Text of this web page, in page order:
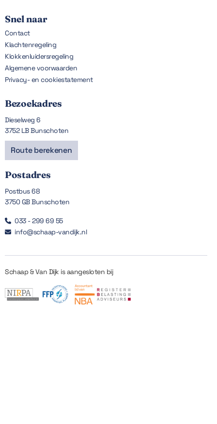
Snel naar
Contact
Klachtenregeling
Klokkenluidersregeling
Algemene voorwaarden
Privacy- en cookiestatement
Bezoekadres
Dieselweg 6
3752 LB Bunschoten
Route berekenen
Postadres
Postbus 68
3750 GB Bunschoten
 033 - 299 69 55
 info@schaap-vandijk.nl
Schaap & Van Dijk is aangesloten bij